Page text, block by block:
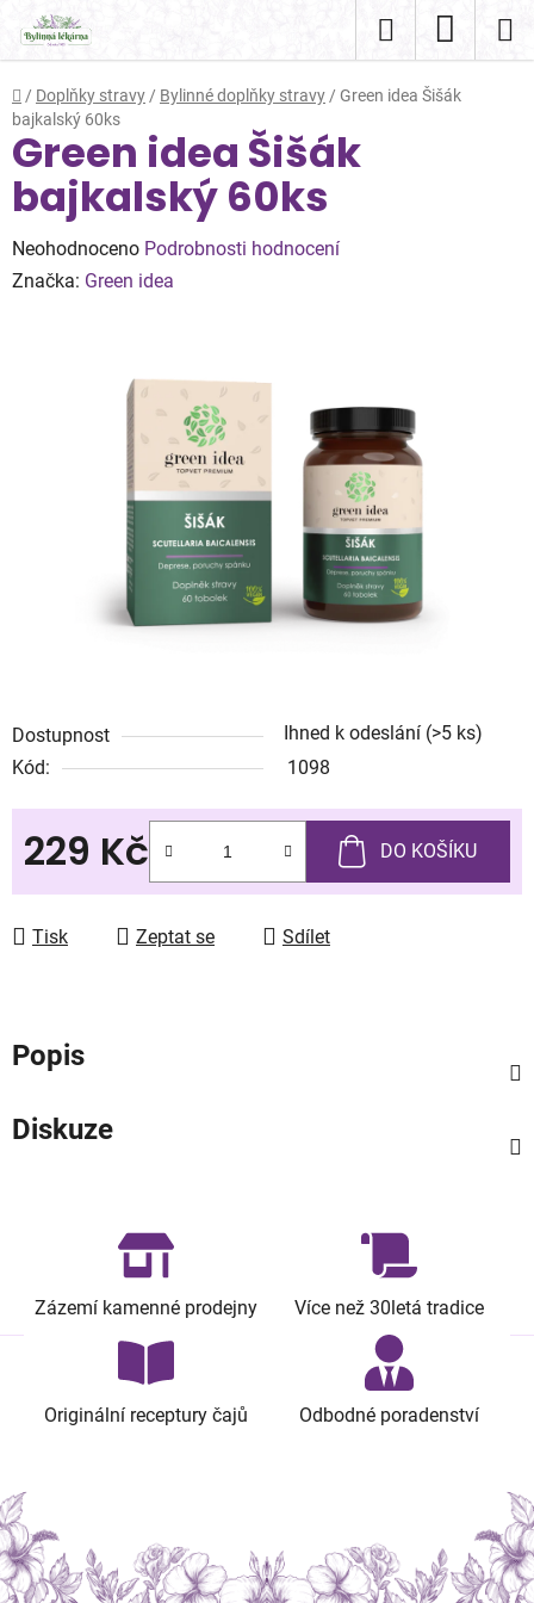
obsah
Hledat
KOŠÍK
Domů
/ Doplňky stravy / Bylinné doplňky stravy / Green idea Šišák
bajkalský 60ks
Dostupnost Ihned k odeslání (>5 ks)
Kód:
1098
229 Kč DO KOŠÍKU
Tisk Zeptat se Sdílet
Green idea Šišák
bajkalský 60ks
Průměrné
hodnocení
Neohodnoceno Podrobnosti hodnocení
Značka: Green idea
Popis
Diskuze
Zázemí kamenné prodejny Více než 30letá tradice
Originální receptury čajů Odbodné poradenství